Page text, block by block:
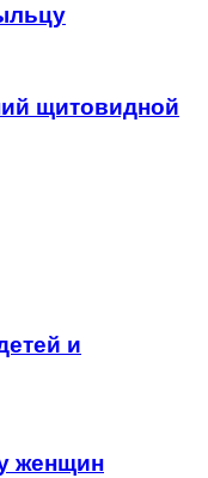
щитовидной
и
женщин